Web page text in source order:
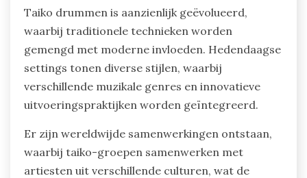
Taiko drummen is aanzienlijk geëvolueerd,
waarbij traditionele technieken worden
gemengd met moderne invloeden. Hedendaagse
settings tonen diverse stijlen, waarbij
verschillende muzikale genres en innovatieve
uitvoeringspraktijken worden geïntegreerd.
Er zijn wereldwijde samenwerkingen ontstaan,
waarbij taiko-groepen samenwerken met
artiesten uit verschillende culturen, wat de